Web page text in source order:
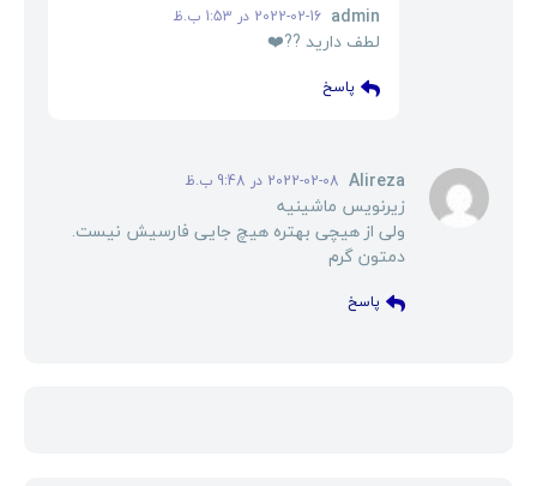
admin گفت:
2022-02-16 در 1:53 ب.ظ
لطف دارید ??❤️
پاسخ
Alirezaگفت: 2022-02-08 در 9:48 ب.ظ
زیرنویس ماشینیه
ولی از هیچی بهتره هیچ جایی فارسیش نیست.
دمتون گرم
پاسخ